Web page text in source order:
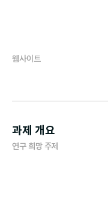
웹사이트
과제 개요
연구 희망 주제